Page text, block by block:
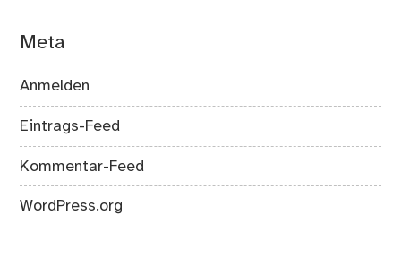
Meta
Anmelden
Eintrags-Feed
Kommentar-Feed
WordPress.org